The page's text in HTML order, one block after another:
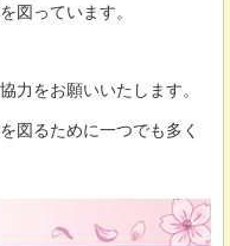
図っています。
力をお願いいたします。
図るために一つでも多く